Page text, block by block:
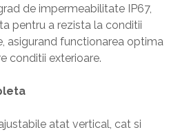
de impermeabilitate IP67,
pentru a rezista la conditii
asigurand functionarea optima
conditii exterioare.
atat vertical, cat si